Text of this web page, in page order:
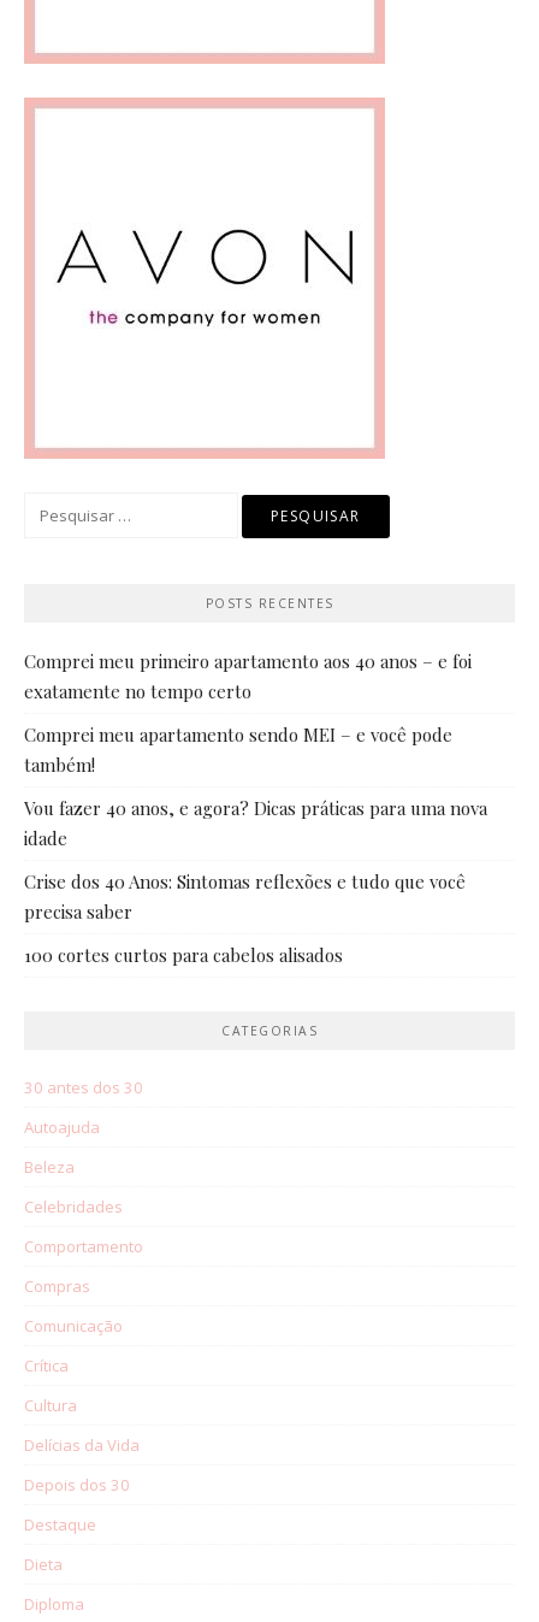
POSTS RECENTES
Comprei meu primeiro apartamento aos 40 anos – e foi
exatamente no tempo certo
Comprei meu apartamento sendo MEI – e você pode
também!
Vou fazer 40 anos, e agora? Dicas práticas para uma nova
idade
Crise dos 40 Anos: Sintomas reflexões e tudo que você
precisa saber
100 cortes curtos para cabelos alisados
CATEGORIAS
30 antes dos 30
Autoajuda
Beleza
Celebridades
Comportamento
Compras
Comunicação
Crítica
Cultura
Delícias da Vida
Depois dos 30
Destaque
Dieta
Diploma